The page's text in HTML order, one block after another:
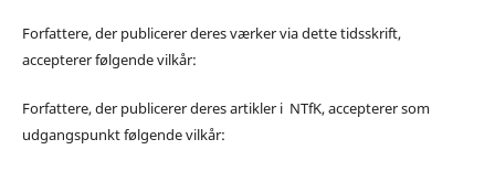
Forfattere, der publicerer deres værker via dette tidsskrift,
accepterer følgende vilkår:
Forfattere, der publicerer deres artikler i NTfK, accepterer som
udgangspunkt følgende vilkår: